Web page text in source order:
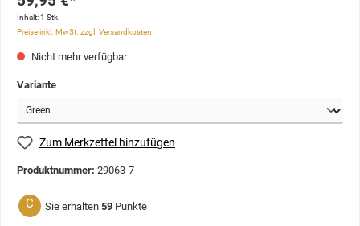
Inhalt:1 Stk.
Preise inkl. MwSt. zzgl. Versandkosten
Nicht mehr verfügbar
Variante
Zum Merkzettel hinzufügen
Produktnummer: 29063-7
C Sie erhalten 59 Punkte